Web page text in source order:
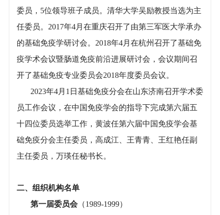
委员，5位领导班子成员。清华大学吴励教授当选为主
任委员。2017年4月在重庆召开了由第三军医大学承办
的基础免疫学研讨会。2018年4月在杭州召开了基础免
疫学术会议暨肠道免疫前沿进展研讨会，会议期间召
开了基础免疫专业委员会2018年度委员会议。
2023年4月1日基础免疫分会在山东济南召开学术委
员工作会议，在中国免疫学会的指导下完成第六届五
十四位委员选举工作，黄波任第六届中国免疫学会基
础免疫分会主任委员，高成江、王青青、王红艳任副
主任委员，万瑛任秘书长。
二、组织机构名单
第一届委员会（1989-1999）